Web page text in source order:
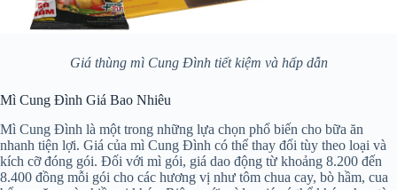
Giá thùng mì Cung Đình tiết kiệm và hấp dẫn
Mì Cung Đình Giá Bao Nhiêu
Mì Cung Đình là một trong những lựa chọn phổ biến cho bữa ăn
nhanh tiện lợi. Giá của mì Cung Đình có thể thay đổi tùy theo loại và
kích cỡ đóng gói. Đối với mì gói, giá dao động từ khoảng 8.200 đến
8.400 đồng mỗi gói cho các hương vị như tôm chua cay, bò hầm, cua